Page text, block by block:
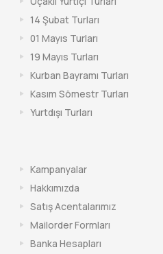
14 Şubat Turları
01 Mayıs Turları
19 Mayıs Turları
Kurban Bayramı Turları
Kasım Sömestr Turları
Yurtdışı Turları
Kampanyalar
Hakkımızda
Satış Acentalarımız
Mailorder Formları
Banka Hesapları